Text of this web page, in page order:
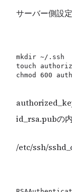
サーバー側設定
mkdir ~/.ssh
touch
id_rsa.pubの内
/etc/ssh/